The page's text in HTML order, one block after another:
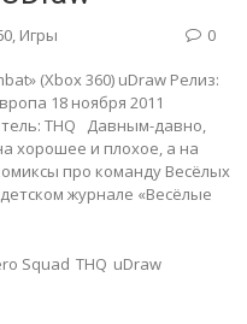
, Игры 0
(Xbox 360) uDraw Релиз:
18 ноября 2011
THQ Давным-давно,
хорошее и плохое, а на
про команду Весёлых
журнале «Весёлые
Squad THQ uDraw